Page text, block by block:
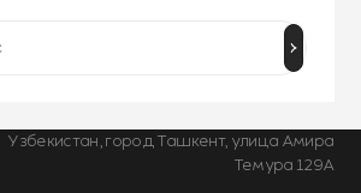
Узбекистан, город Ташкент, улица Амира
Темура 129А